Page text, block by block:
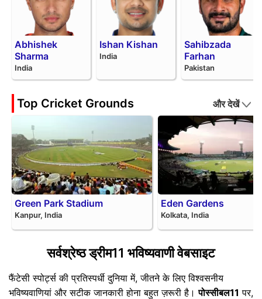
Abhishek
Sharma
India
Ishan Kishan
India
Sahibzada
Farhan
Pakistan
Top Cricket Grounds और देखें
Green Park Stadium
Kanpur, India
Eden Gardens
Kolkata, India
सर्वश्रेष्ठ ड्रीम11 भविष्यवाणी वेबसाइट
फैंटेसी स्पोर्ट्स की प्रतिस्पर्धी दुनिया में, जीतने के लिए विश्वसनीय
भविष्यवाणियां और सटीक जानकारी होना बहुत ज़रूरी है।पोस्सीबल11 पर,